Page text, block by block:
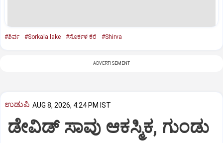
#ಶಿರ್ವ #Sorkala lake #ಸೊರ್ಕಳ ಕೆರೆ #Shirva
ADVERTISEMENT
ಉಡುಪಿ AUG 8, 2026, 4:24 PM IST
ಡೇವಿಡ್ ಸಾವು ಆಕಸ್ಮಿಕ, ಗುಂಡು